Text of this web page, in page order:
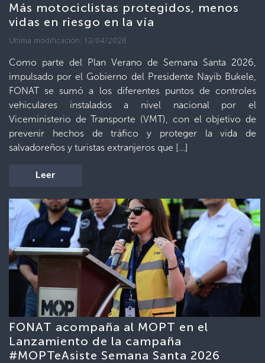
Más motociclistas protegidos, menos
vidas en riesgo en la vía
Última modificación: 13/04/2026
Como parte del Plan Verano de Semana Santa 2026,
impulsado por el Gobierno del Presidente Nayib Bukele,
FONAT se sumó a los diferentes puntos de controles
vehiculares instalados a nivel nacional por el
Viceministerio de Transporte (VMT), con el objetivo de
prevenir hechos de tráfico y proteger la vida de
salvadoreños y turistas extranjeros que […]
Leer
FONAT acompaña al MOPT en el
Lanzamiento de la campaña
#MOPTeAsiste Semana Santa 2026